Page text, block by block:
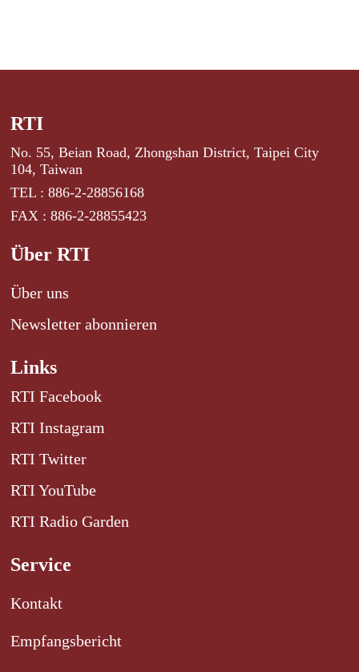
RTI
No. 55, Beian Road, Zhongshan District, Taipei City
104, Taiwan
TEL : 886-2-28856168
FAX : 886-2-28855423
Über RTI
Über uns
Newsletter abonnieren
Links
RTI Facebook
RTI Instagram
RTI Twitter
RTI YouTube
RTI Radio Garden
Service
Kontakt
Empfangsbericht